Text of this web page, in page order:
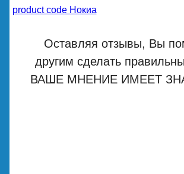
product code Нокиа
Оставляя отзывы, Вы
другим сделать
ВАШЕ МНЕНИЕ ИМЕЕТ